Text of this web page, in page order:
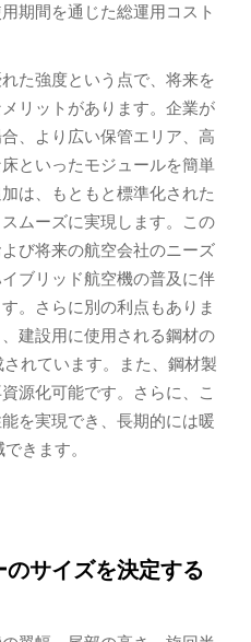
期間を通じた総運用コスト
た強度という点で、将来を
リットがあります。企業が
、より広い保管エリア、高
といったモジュールを簡単
は、もともと標準化された
ムーズに実現します。この
び将来の航空会社のニーズ
ブリッド航空機の普及に伴
。さらに別の利点もありま
建設用に使用される鋼材の
れています。また、鋼材製
源化可能です。さらに、こ
を実現でき、長期的には暖
きます。
サイズを決定する